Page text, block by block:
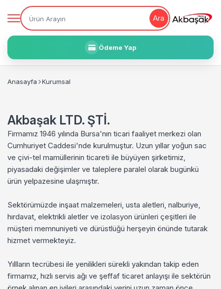
Ara
Ödeme Yap
Anasayfa Kurumsal
Akbaşak LTD. ŞTİ.
Firmamız 1946 yılında Bursa'nın ticari faaliyet merkezi olan
Cumhuriyet Caddesi'nde kurulmuştur. Uzun yıllar yoğun sac
ve çivi-tel mamüllerinin ticareti ile büyüyen şirketimiz,
piyasadaki değişimler ve taleplere paralel olarak bugünkü
ürün yelpazesine ulaşmıştır.
Sektörümüzde inşaat malzemeleri, usta aletleri, nalburiye,
hırdavat, elektrikli aletler ve izolasyon ürünleri çeşitleri ile
müşteri memnuniyeti ve dürüstlüğü herşeyin önünde tutarak
hizmet vermekteyiz.
Yıllların tecrübesi ile yenilikleri sürekli yakından takip eden
firmamız, hızlı servis ağı ve şeffaf ticaret anlayışı ile sektörün